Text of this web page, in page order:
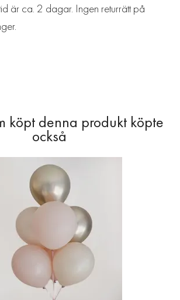
är ca. 2 dagar. Ingen returrätt på